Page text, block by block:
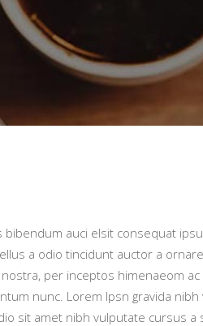
auci elsit consequat
a odio tincidunt auctor a
per inceptos himenaeom
nunc. Lorem Ipsn gravida
sit amet nibh vulputate cursus a